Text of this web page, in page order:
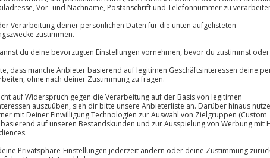
Große
Über 9.000
Jeder
10 Jahre gültig
dir pure Erholung mit einem
Hügellandschaften liegt
Tessiner Kultur
atme den Duft von
reichhaltiges Frühstück mit
Ausflug in die Natur oder zum
Erlebnis. Ob du beim